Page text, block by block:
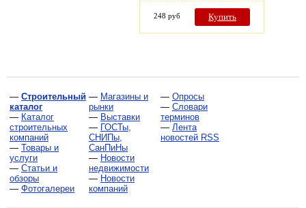
248 руб Купить
— Строительный
каталог
— Каталог
строительных
компаний
— Товары и
услуги
— Статьи и
обзоры
— Фотогалереи
— Магазины и
рынки
— Выставки
— ГОСТы,
СНИПы,
СанПиНы
— Новости
недвижимости
— Новости
компаний
— Опросы
— Словари
терминов
— Лента
новостей RSS